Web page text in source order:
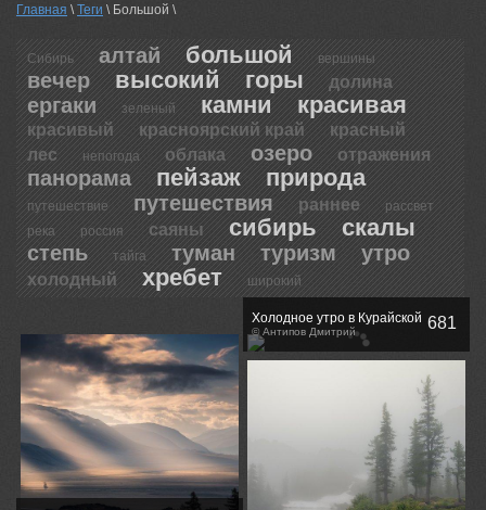
Главная \Теги \ Большой \
Сибирь алтай большой вершины
вечер высокий горы долина
ергаки зеленый камни красивая
красивый красноярский край
красный
лес
непогода облака озеро отражения
панорама пейзаж природа
путешествие путешествия раннее
рассвет
река
россия саяны сибирь скалы
степь тайга туман туризм утро
холодный хребет широкий
Холодное утро в Курайской
степи / Cold morning in the
Kurai steppe.
© Антипов Дмитрий 681